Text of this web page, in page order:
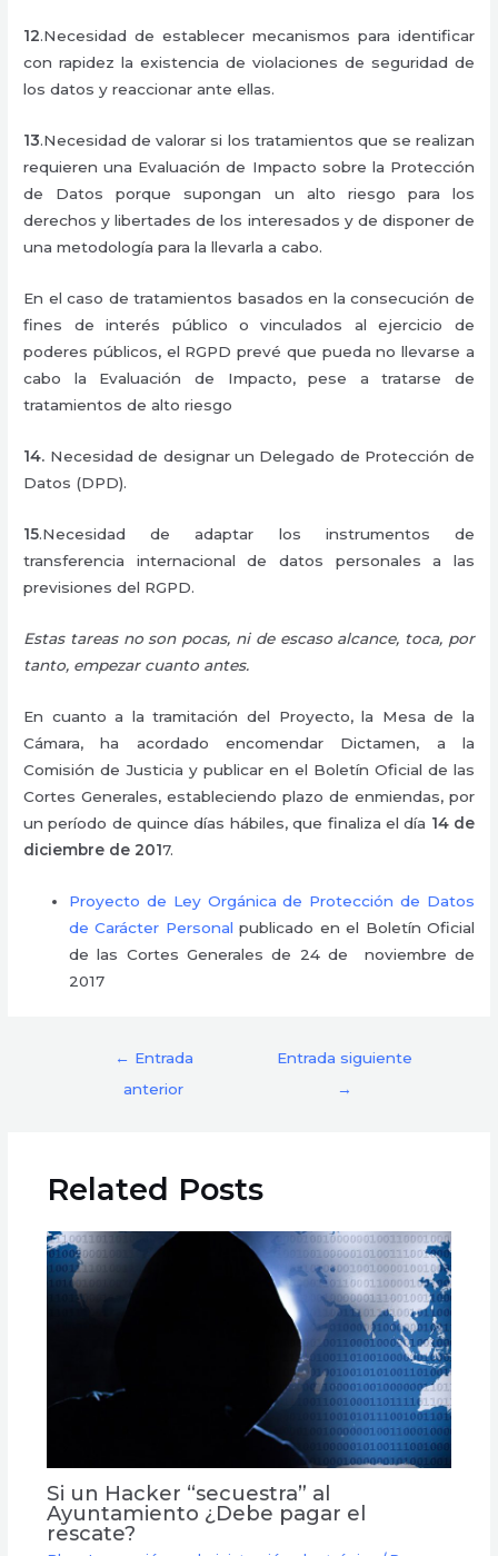
12.Necesidad de establecer mecanismos para identificar
con rapidez la existencia de violaciones de seguridad de
los datos y reaccionar ante ellas.
13.Necesidad de valorar si los tratamientos que se realizan
requieren una Evaluación de Impacto sobre la Protección
de Datos porque supongan un alto riesgo para los
derechos y libertades de los interesados y de disponer de
una metodología para la llevarla a cabo.
En el caso de tratamientos basados en la consecución de
fines de interés público o vinculados al ejercicio de
poderes públicos, el RGPD prevé que pueda no llevarse a
cabo la Evaluación de Impacto, pese a tratarse de
tratamientos de alto riesgo
14. Necesidad de designar un Delegado de Protección de
Datos (DPD).
15.Necesidad de adaptar los instrumentos de
transferencia internacional de datos personales a las
previsiones del RGPD.
Estas tareas no son pocas, ni de escaso alcance, toca, por
tanto, empezar cuanto antes.
En cuanto a la tramitación del Proyecto, la Mesa de la
Cámara, ha acordado encomendar Dictamen, a la
Comisión de Justicia y publicar en el Boletín Oficial de las
Cortes Generales, estableciendo plazo de enmiendas, por
un período de quince días hábiles, que finaliza el día 14 de
diciembre de 2017.
Proyecto de Ley Orgánica de Protección de Datos
de Carácter Personalpublicado en el Boletín Oficial
de las Cortes Generales de 24 de noviembre de
2017
← Entrada
anterior
Entrada siguiente
→
Related Posts
Si un Hacker “secuestra” al
Ayuntamiento ¿Debe pagar el
rescate?